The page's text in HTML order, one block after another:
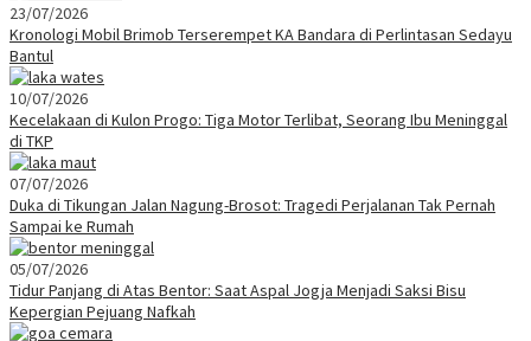
23/07/2026
Kronologi Mobil Brimob Terserempet KA Bandara di Perlintasan Sedayu
Bantul
10/07/2026
Kecelakaan di Kulon Progo: Tiga Motor Terlibat, Seorang Ibu Meninggal
di TKP
07/07/2026
Duka di Tikungan Jalan Nagung-Brosot: Tragedi Perjalanan Tak Pernah
Sampai ke Rumah
05/07/2026
Tidur Panjang di Atas Bentor: Saat Aspal Jogja Menjadi Saksi Bisu
Kepergian Pejuang Nafkah